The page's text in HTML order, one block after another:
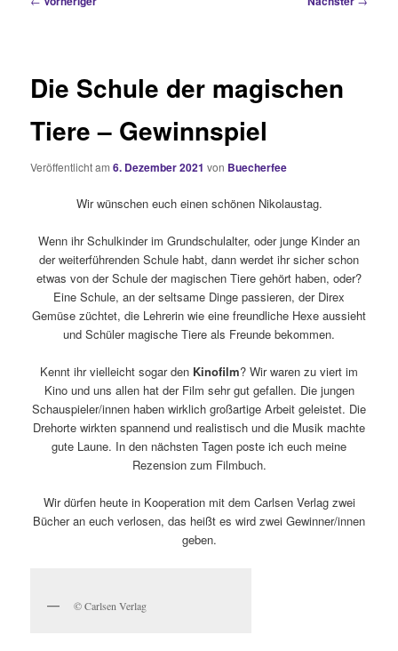
Die Schule der magischen
Tiere – Gewinnspiel
Veröffentlicht am6. Dezember 2021 von Buecherfee
Wir wünschen euch einen schönen Nikolaustag.
Wenn ihr Schulkinder im Grundschulalter, oder junge Kinder an
der weiterführenden Schule habt, dann werdet ihr sicher schon
etwas von der Schule der magischen Tiere gehört haben, oder?
Eine Schule, an der seltsame Dinge passieren, der Direx
Gemüse züchtet, die Lehrerin wie eine freundliche Hexe aussieht
und Schüler magische Tiere als Freunde bekommen.
Kennt ihr vielleicht sogar den Kinofilm? Wir waren zu viert im
Kino und uns allen hat der Film sehr gut gefallen. Die jungen
Schauspieler/innen haben wirklich großartige Arbeit geleistet. Die
Drehorte wirkten spannend und realistisch und die Musik machte
gute Laune. In den nächsten Tagen poste ich euch meine
Rezension zum Filmbuch.
Wir dürfen heute in Kooperation mit dem Carlsen Verlag zwei
Bücher an euch verlosen, das heißt es wird zwei Gewinner/innen
geben.
© Carlsen Verlag